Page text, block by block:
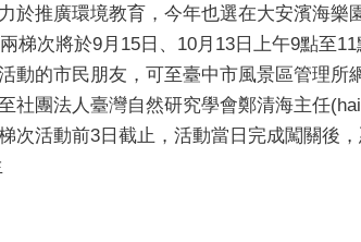
於推廣環境教育，今年也選在大安濱海
梯次將於9月15日、10月13日上午9點至
動的市民朋友，可至臺中市風景區管理所
社團法人臺灣自然研究學會鄭清海主任
次活動前3日截止，活動當日完成闖關後